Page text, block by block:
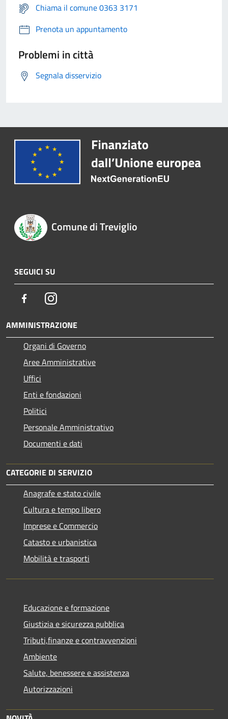
Chiama il comune 0363 3171
Prenota un appuntamento
Problemi in città
Segnala disservizio
Comune di Treviglio
SEGUICI SU
FacebookInstagram
AMMINISTRAZIONE
Organi di Governo
Aree Amministrative
Uffici
Enti e fondazioni
Politici
Personale Amministrativo
Documenti e dati
CATEGORIE DI SERVIZIO
Anagrafe e stato civile
Cultura e tempo libero
Imprese e Commercio
Catasto e urbanistica
Mobilità e trasporti
Educazione e formazione
Giustizia e sicurezza pubblica
Tributi,finanze e contravvenzioni
Ambiente
Salute, benessere e assistenza
Autorizzazioni